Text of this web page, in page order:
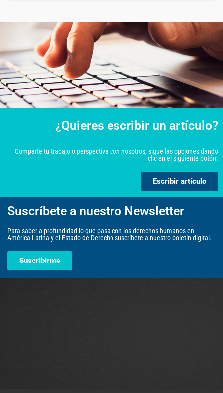
¿Quieres escribir un artículo?
Comparte tu trabajo o perspectiva con nosotros, sigue las opciones dando
clic en el siguiente botón.
Escribir artículo
Suscríbete a nuestro Newsletter
Para saber a profundidad lo que pasa con los derechos humanos en
América Latina y el Estado de Derecho suscríbete a nuestro boletín digital.
Suscribirme